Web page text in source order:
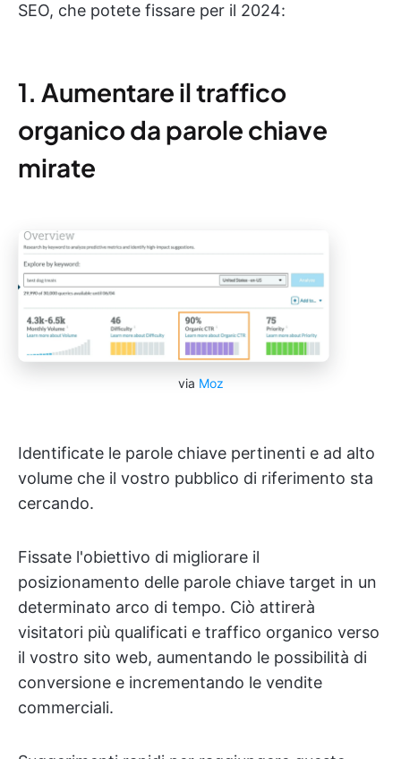
SEO, che potete fissare per il 2024:
1. Aumentare il traffico
organico da parole chiave
mirate
via Moz
Identificate le parole chiave pertinenti e ad alto
volume che il vostro pubblico di riferimento sta
cercando.
Fissate l'obiettivo di migliorare il
posizionamento delle parole chiave target in un
determinato arco di tempo. Ciò attirerà
visitatori più qualificati e traffico organico verso
il vostro sito web, aumentando le possibilità di
conversione e incrementando le vendite
commerciali.